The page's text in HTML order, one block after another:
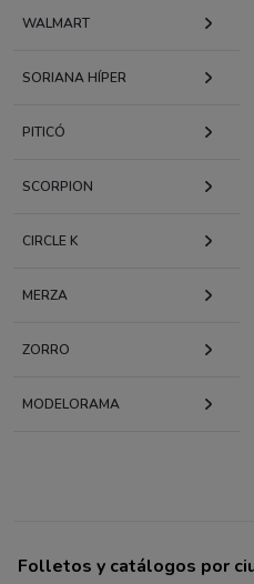
WALMART
SORIANA HÍPER
PITICÓ
SCORPION
CIRCLE K
MERZA
ZORRO
MODELORAMA
Folletos y catálogos por